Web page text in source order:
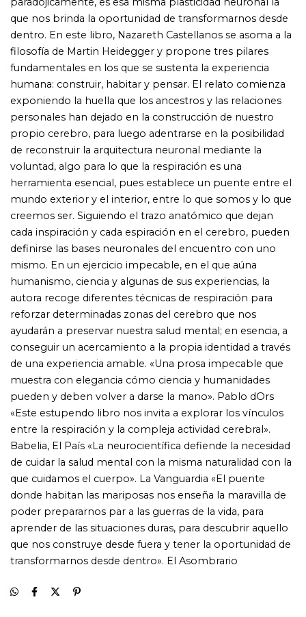
definirse las bases neuronales del encuentro con uno
mismo. En un ejercicio impecable, en el que aúna
humanismo, ciencia y algunas de sus experiencias, la
reforzar determinadas zonas del cerebro que nos
ayudarán a preservar nuestra salud mental; en esencia, a
conseguir un acercamiento a la propia identidad a través
de una experiencia amable. «Una prosa impecable que
muestra con elegancia cómo ciencia y humanidades
pueden y deben volver a darse la mano». Pablo dOrs
«Este estupendo libro nos invita a explorar los vínculos
entre la respiración y la compleja actividad cerebral».
Babelia, El País «La neurocientífica defiende la necesidad
de cuidar la salud mental con la misma naturalidad con la
que cuidamos el cuerpo». La Vanguardia «El puente
donde habitan las mariposas nos enseña la maravilla de
poder prepararnos par a las guerras de la vida, para
aprender de las situaciones duras, para descubrir aquello
que nos construye desde fuera y tener la oportunidad de
transformarnos desde dentro». El Asombrario